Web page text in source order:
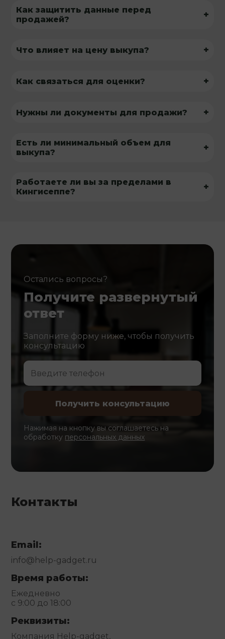
Как защитить данные перед
продажей?
+
Что влияет на цену выкупа? +
Как связаться для оценки? +
Нужны ли документы для продажи? +
Есть ли минимальный объем для
выкупа?
+
Работаете ли вы за пределами в
Кингисеппе?
+
Остались вопросы?
Получите развернутый
ответ
Заполните форму ниже, чтобы получить
консультацию
Нажимая на кнопку вы соглашаетесь на
обработку персональных данных
Контакты
Email:
info@help-gadget.ru
Время работы:
Ежедневно
с 9:00 до 18:00
Реквизиты:
Компания Help-gadget,